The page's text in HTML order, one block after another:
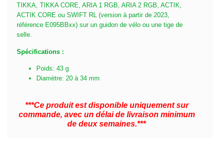
TIKKA, TIKKA CORE, ARIA 1 RGB, ARIA 2 RGB, ACTIK,
ACTIK CORE ou SWIFT RL (version à partir de 2023,
référence E095BBxx) sur un guidon de vélo ou une tige de
selle.
Spécifications :
Poids: 43 g
Diamètre: 20 à 34 mm
***Ce produit est disponible uniquement sur
commande, avec un délai de livraison minimum
de deux semaines.***